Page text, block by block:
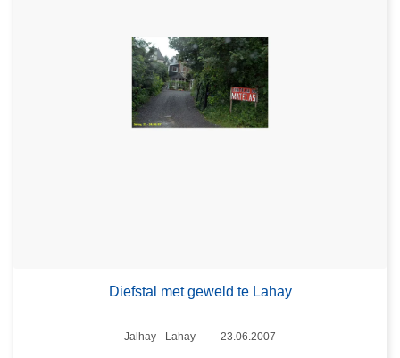
Diefstal met geweld te Lahay
Plaats
Jalhay - Lahay
23.06.2007